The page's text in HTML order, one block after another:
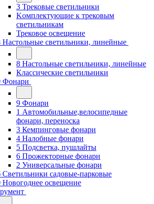
3 Трековые светильники
Kомплектующие к трековым
светильникам
Трековое освещение
Настольные светильники, линейные
8 Настольные светильники, линейные
Классические светильники
Фонари
9 Фонари
1 Автомобильные,велосипедные
фонари, переноска
3 Кемпинговые фонари
4 Налобные фонари
5 Подсветка, пушлайты
6 Прожекторные фонари
2 Универсальные фонари
Светильники садовые-парковые
Новогоднее освещение